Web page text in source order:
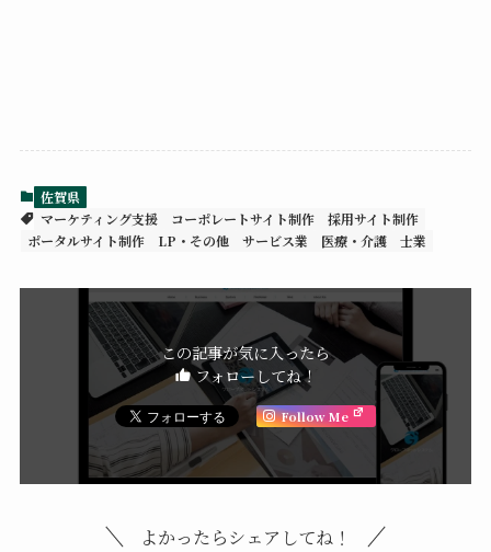
佐賀県
マーケティング支援
コーポレートサイト制作
採用サイト制作
ポータルサイト制作
LP・その他 サービス業 医療・介護 士業
この記事が気に入ったら
フォローしてね！
Follow Me
よかったらシェアしてね！